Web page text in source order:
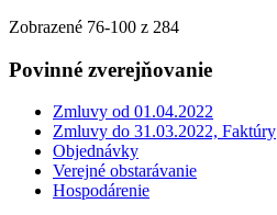
Zobrazené 76-100 z 284
Povinné zverejňovanie
Zmluvy od 01.04.2022
Zmluvy do 31.03.2022, Faktúry
Objednávky
Verejné obstarávanie
Hospodárenie